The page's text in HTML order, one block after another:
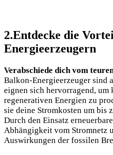
2.Entdecke die
Energieerzeugern
Verabschiede dich vom
Balkon-Energieerzeuger sind
eignen sich hervorragend, um
regenerativen Energien zu
sie deine Stromkosten um bis
Durch den Einsatz
Abhängigkeit vom Stromnetz
Auswirkungen der fossilen